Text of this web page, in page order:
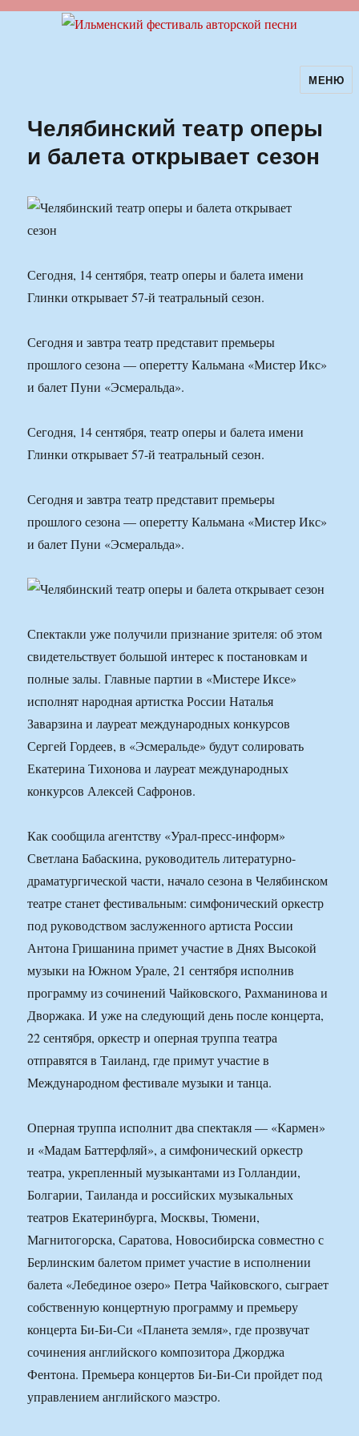
Ильменский фестиваль авторскойМЕНЮ
Челябинский театр оперы
и балета открывает сезон
Сегодня, 14 сентября, театр оперы и балета имени
Глинки открывает 57-й театральный сезон.
Сегодня и завтра театр представит премьеры
прошлого сезона — оперетту Кальмана «Мистер Икс»
и балет Пуни «Эсмеральда».
Сегодня, 14 сентября, театр оперы и балета имени
Глинки открывает 57-й театральный сезон.
Сегодня и завтра театр представит премьеры
прошлого сезона — оперетту Кальмана «Мистер Икс»
и балет Пуни «Эсмеральда».
Спектакли уже получили признание зрителя: об этом
свидетельствует большой интерес к постановкам и
полные залы. Главные партии в «Мистере Иксе»
исполнят народная артистка России Наталья
Заварзина и лауреат международных конкурсов
Сергей Гордеев, в «Эсмеральде» будут солировать
Екатерина Тихонова и лауреат международных
конкурсов Алексей Сафронов.
Как сообщила агентству «Урал-пресс-информ»
Светлана Бабаскина, руководитель литературно-
драматургической части, начало сезона в Челябинском
театре станет фестивальным: симфонический оркестр
под руководством заслуженного артиста России
Антона Гришанина примет участие в Днях Высокой
музыки на Южном Урале, 21 сентября исполнив
программу из сочинений Чайковского, Рахманинова и
Дворжака. И уже на следующий день после концерта,
22 сентября, оркестр и оперная труппа театра
отправятся в Таиланд, где примут участие в
Международном фестивале музыки и танца.
Оперная труппа исполнит два спектакля — «Кармен»
и «Мадам Баттерфляй», а симфонический оркестр
театра, укрепленный музыкантами из Голландии,
Болгарии, Таиланда и российских музыкальных
театров Екатеринбурга, Москвы, Тюмени,
Магнитогорска, Саратова, Новосибирска совместно с
Берлинским балетом примет участие в исполнении
балета «Лебединое озеро» Петра Чайковского, сыграет
собственную концертную программу и премьеру
концерта Би-Би-Си «Планета земля», где прозвучат
сочинения английского композитора Джорджа
Фентона. Премьера концертов Би-Би-Си пройдет под
управлением английского маэстро.